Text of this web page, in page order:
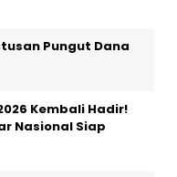
Pungut Dana
Kembali Hadir!
Nasional Siap